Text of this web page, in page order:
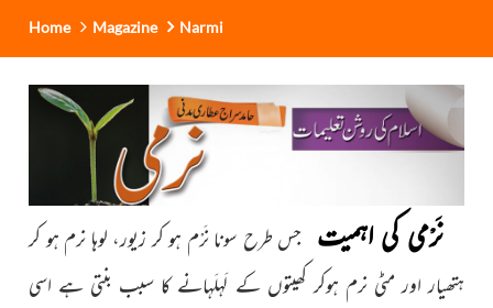
Home Magazine Narmi
نَرْمی کی اہمیت جس طرح سونا نَرْم ہو کر زیور، لوہا نرم ہو کر
ہتھیاراور مٹی نرم ہوکر کھیتوں کے لَہلَہانے کا سبب بنتی ہے اسی